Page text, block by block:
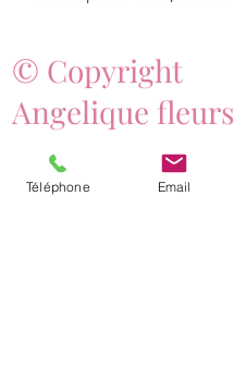
© Copyright
Angelique fleurs
Téléphone Email